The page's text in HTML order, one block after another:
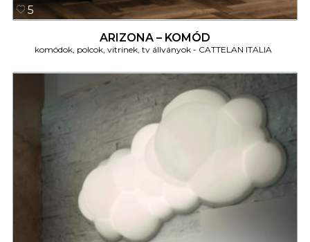
5
ARIZONA – KOMÓD
komódok, polcok, vitrinek, tv állványok CATTELAN ITALIA